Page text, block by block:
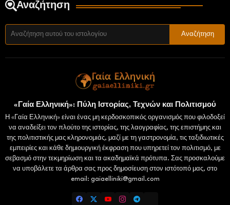
Αναζήτηση
«Γαία Ελληνική»: Πύλη Ιστορίας, Τεχνών και Πολιτισμού
Η «Γαία Ελληνική» είναι ένας μη κερδοσκοπικός οργανισμός που φιλοδοξεί
να αναδείξει τον πλούτο της ιστορίας, της λαογραφίας, της επιστήμης και
της πολιτιστικής μας κληρονομιάς, μαζί με τη γαστρονομία, τις ταξιδιωτικές
εμπειρίες και κάθε δημιουργική έκφραση που υπηρετεί τον πολιτισμό, με
σεβασμό στην τεκμηρίωση και τα ακαδημαϊκά πρότυπα. Σας προσκαλούμε
να υποβάλετε τα άρθρα σας προς δημοσίευση στον ιστότοπό μας, στο
email: gaiaelliniki@gmail.com